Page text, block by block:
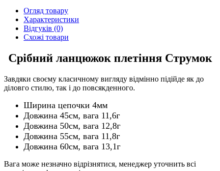
Огляд товару
Характеристики
Відгуків (0)
Схожі товари
Срібний ланцюжок плетіння Струмок
Завдяки своєму класичному вигляду відмінно підійде як до
діловго стилю, так і до повсякденного.
Ширина цепочки 4мм
Довжина 45см, вага 11,6г
Довжина 50см, вага 12,8г
Довжина 55см, вага 11,8г
Довжина 60см, вага 13,1г
Вага може незначно відрізнятися, менеджер уточнить всі